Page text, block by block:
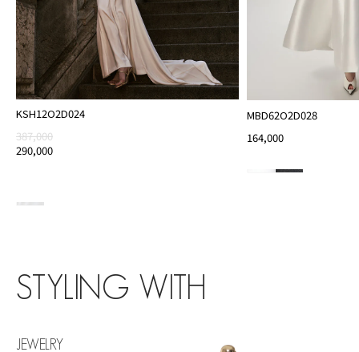
KSH12O2D024
387,000
290,000
MBD62O2D028
164,000
STYLING WITH
JEWELRY